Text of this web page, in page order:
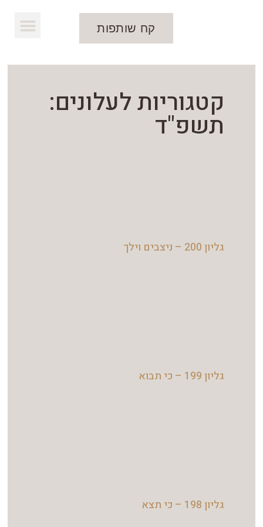
קח שותפות
קטגוריות לעלונים:
תשפ"ד
גליון 200 – ניצבים וילך
גליון 199 – כי תבוא
גליון 198 – כי תצא